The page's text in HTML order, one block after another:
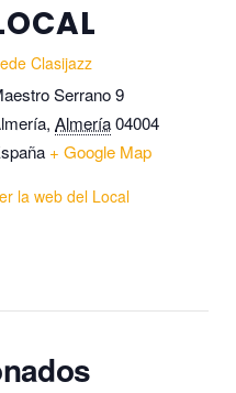
Clasijazz
Serrano 9
, Almería04004
+ Google Map
la web del Local